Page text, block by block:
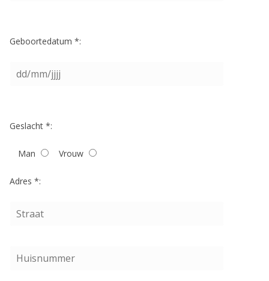
Geboortedatum *:
Geslacht *:
Man Vrouw
Adres *: